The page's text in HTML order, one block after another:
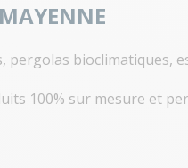
bioclimatiques,
100% sur mesure et